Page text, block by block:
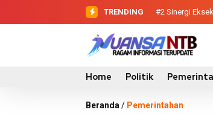
TRENDING #2 Sinergi
#3 Evaluasi
Home Politik
Beranda / Pemerintahan